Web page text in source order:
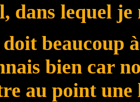
dans lequel je
beaucoup
bien car
au point une